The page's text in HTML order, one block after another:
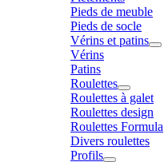
Pieds de meuble
Pieds de socle
Vérins et patins
Vérins
Patins
Roulettes
Roulettes à galet
Roulettes design
Roulettes Formula
Divers roulettes
Profils